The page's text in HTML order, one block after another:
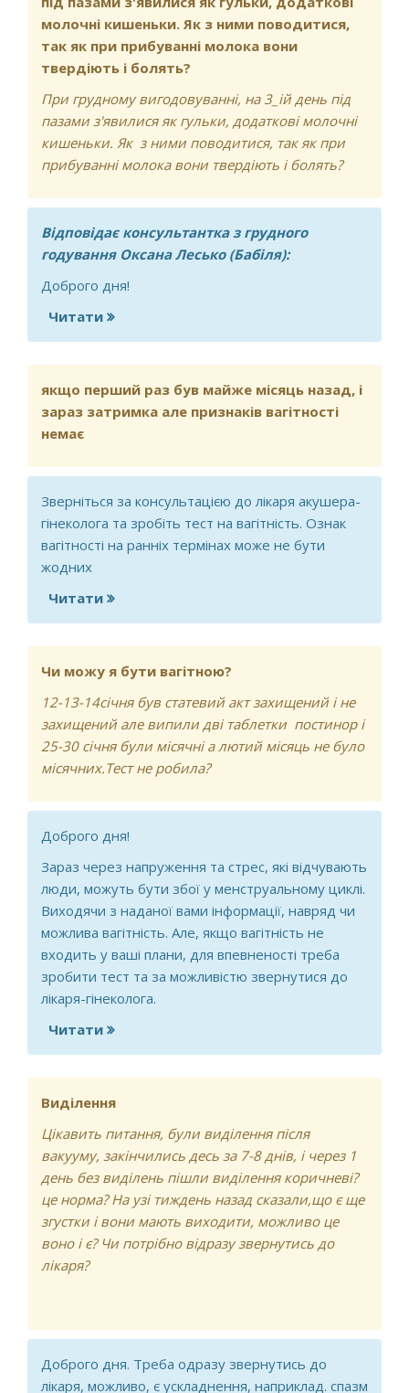
молочні кишеньки. Як з ними поводитися,
так як при прибуванні молока вони
твердіють і болять?
При грудному вигодовуванні, на 3_ій день під
пазами з'явилися як гульки, додаткові молочні
кишеньки. Як з ними поводитися, так як при
прибуванні молока вони твердіють і болять?
Відповідає консультантка з грудного
годування Оксана Лесько (Бабіля):
Доброго дня!
Читати про При грудному вигодовуванні, на
3_ій день під пазами з'явилися як
гульки, додаткові молочні кишеньки.
Як з ними поводитися, так як при
прибуванні молока вони твердіють і
якщо перший раз був майже місяць назад, і
зараз затримка але признаків вагітності
немає
Зверніться за консультацією до лікаря акушера-
гінеколога та зробіть тест на вагітність. Ознак
вагітності на ранніх термінах може не бути
жодних
Читати про якщо перший раз був майже
місяць назад, і зараз затримка але
признаків вагітності немає
Чи можу я бути вагітною?
12-13-14січня був статевий акт захищений і не
захищений але випили дві таблетки постинор і
25-30 січня були місячні а лютий місяць не було
місячних.Тест не робила?
Доброго дня!
Зараз через напруження та стрес, які відчувають
люди, можуть бути збої у менструальному циклі.
Виходячи з наданої вами інформації, навряд чи
можлива вагітність. Але, якщо вагітність не
входить у ваші плани, для впевненості треба
зробити тест та за можливістю звернутися до
лікаря-гінеколога.
Читати про Чи можу я бути вагітною?
Виділення
Цікавить питання, були виділення після
вакууму, закінчились десь за 7-8 днів, і через 1
день без виділень пішли виділення коричневі?
це норма? На узі тиждень назад сказали,що є ще
згустки і вони мають виходити, можливо це
воно і є? Чи потрібно відразу звернутись до
лікаря?
Доброго дня. Треба одразу звернутись до
лікаря, можливо, є ускладнення, наприклад. спазм